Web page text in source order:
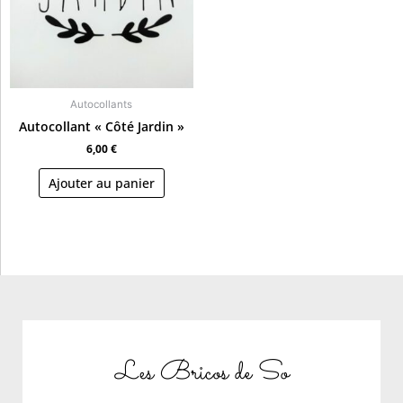
Autocollants
Autocollant « Côté Jardin »
6,00€
Ajouter au panier
Les Bricos de So